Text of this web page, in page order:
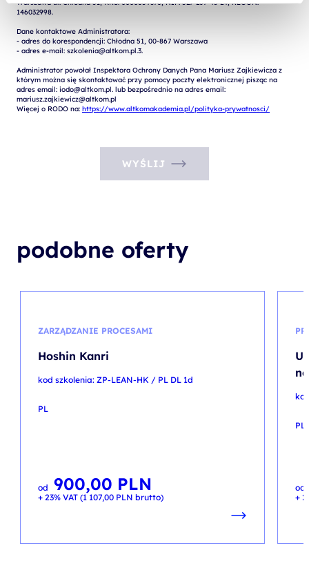
Warszawa ul. Chłodna 51, KRS: 0000859378, NIP: 527-267-43-24, REGON:
146032998.
Dane kontaktowe Administratora:
- adres do korespondencji: Chłodna 51, 00-867 Warszawa
- adres e-mail: szkolenia@altkom.pl.3.
Administrator powołał Inspektora Ochrony Danych Pana Mariusz Zajkiewicza z
którym można się skontaktować przy pomocy poczty elektronicznej pisząc na
adres email: iodo@altkom.pl. lub bezpośrednio na adres email:
mariusz.zajkiewicz@altkom.pl
Więcej o RODO na: https://www.altkomakademia.pl/polityka-prywatnosci/
WYŚLIJ
podobne oferty
ZARZĄDZANIE PROCESAMI
Hoshin Kanri
kod szkolenia: ZP-LEAN-HK / PL DL 1d
PL
od 900,00 PLN
+ 23% VAT (1 107,00 PLN brutto)
PL
od
+